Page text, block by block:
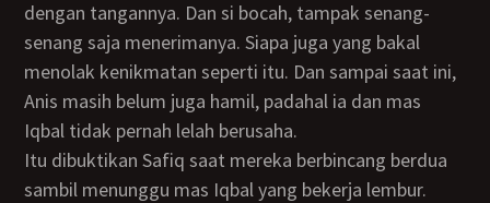
dengan tangannya. Dan si bocah, tampak senang-
senang saja menerimanya. Siapa juga yang bakal
menolak kenikmatan seperti itu. Dan sampai saat ini,
Anis masih belum juga hamil, padahal ia dan mas
Iqbal tidak pernah lelah berusaha.
Itu dibuktikan Safiq saat mereka berbincang berdua
sambil menunggu mas Iqbal yang bekerja lembur.